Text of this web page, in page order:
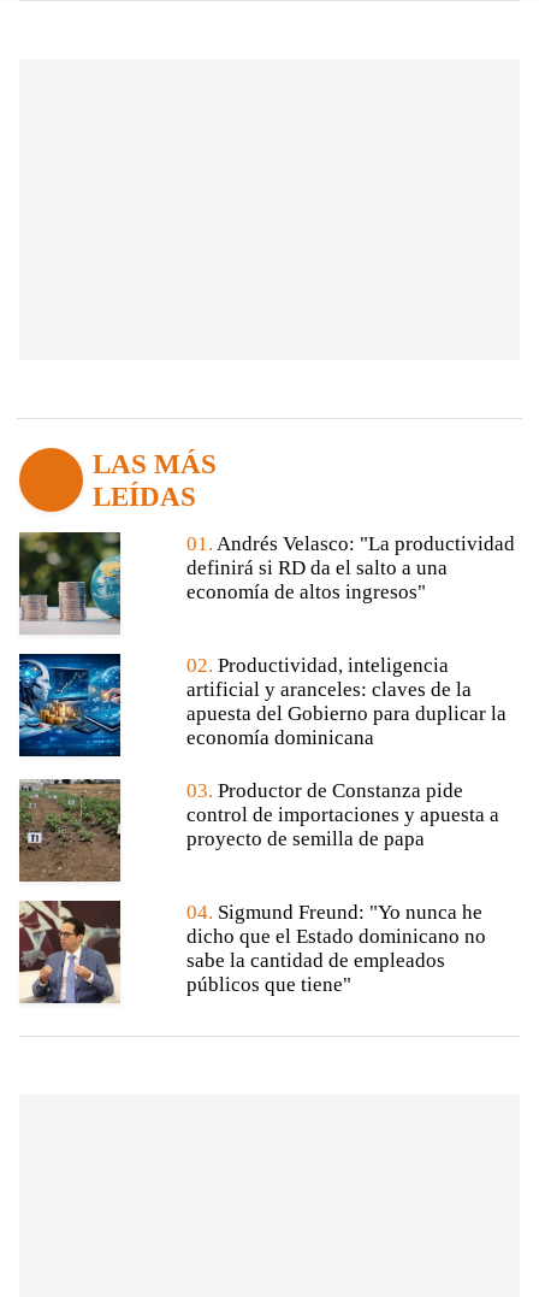
LAS MÁS
LEÍDAS
01. Andrés Velasco: "La productividad
definirá si RD da el salto a una
economía de altos ingresos"
02. Productividad, inteligencia
artificial y aranceles: claves de la
apuesta del Gobierno para duplicar la
economía dominicana
03. Productor de Constanza pide
control de importaciones y apuesta a
proyecto de semilla de papa
04. Sigmund Freund: "Yo nunca he
dicho que el Estado dominicano no
sabe la cantidad de empleados
públicos que tiene"